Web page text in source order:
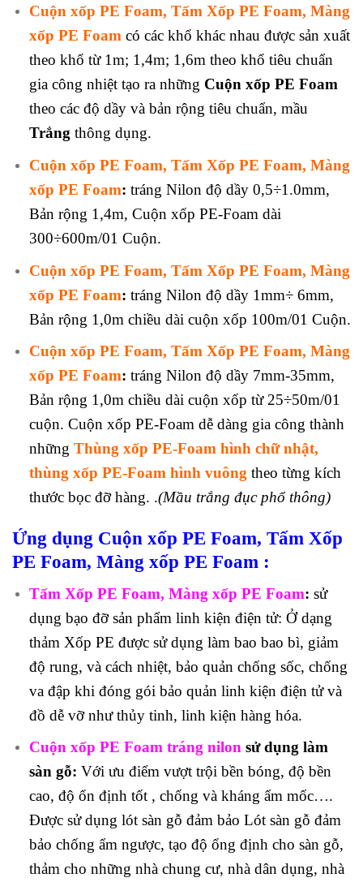
Cuộn xốp PE Foam, Tấm Xốp PE Foam, Màng
xốp PE Foamcó các khổ khác nhau được sản xuất
theo khổ từ 1m; 1,4m; 1,6m theo khổ tiêu chuẩn
gia công nhiệt tạo ra những Cuộn xốp PE Foam
theo các độ dầy và bản rộng tiêu chuẩn, mầu
Trắngthông dụng.
Cuộn xốp PE Foam, Tấm Xốp PE Foam, Màng
xốp PE Foam: tráng Nilon độ dầy 0,5÷1.0mm,
Bản rộng 1,4m, Cuộn xốp PE-Foam dài
300÷600m/01 Cuộn.
Cuộn xốp PE Foam, Tấm Xốp PE Foam, Màng
xốp PE Foam: tráng Nilon độ dầy 1mm÷ 6mm,
Bản rộng 1,0m chiều dài cuộn xốp 100m/01 Cuộn.
Cuộn xốp PE Foam, Tấm Xốp PE Foam, Màng
xốp PE Foam: tráng Nilon độ dầy 7mm-35mm,
Bản rộng 1,0m chiều dài cuộn xốp từ 25÷50m/01
cuộn. Cuộn xốp PE-Foam dễ dàng gia công thành
những Thùng xốp PE-Foam hình chữ nhật,
thùng xốp PE-Foam hình vuông theo từng kích
thước bọc đỡ hàng. .(Mầu trắng đụcphổ thông)
Ứng dụng Cuộn xốp PE Foam, Tấm Xốp
PE Foam, Màng xốp PE Foam :
Tấm Xốp PE Foam, Màng xốp PE Foam: sử
dụng bạo đỡ sản phẩm linh kiện điện tử: Ở dạng
thảm Xốp PE được sử dụng làm bao bao bì, giảm
độ rung, và cách nhiệt, bảo quản chống sốc, chống
va đập khi đóng gói bảo quản linh kiện điện tử và
đồ dễ vỡ như thủy tinh, linh kiện hàng hóa.
Cuộn xốp PE Foam tráng nilon sử dụng làm
sàn gỗ: Với ưu điểm vượt trội bền bóng, độ bền
cao, độ ổn định tốt , chống và kháng ẩm mốc….
Được sử dụng lót sàn gỗ đảm bảo Lót sàn gỗ đảm
bảo chống ẩm ngược, tạo độ ổng định cho sàn gỗ,
thảm cho những nhà chung cư, nhà dân dụng, nhà